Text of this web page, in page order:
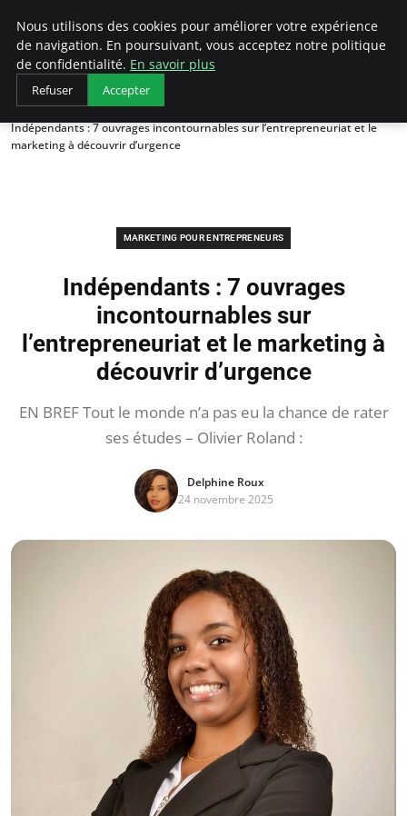
LECFCM
Accueil
Marketing pour entrepreneurs
Indépendants : 7 ouvrages incontournables sur l’entrepreneuriat et le
marketing à découvrir d’urgence
MARKETING POUR ENTREPRENEURS
Indépendants : 7 ouvrages
incontournables sur
l’entrepreneuriat et le marketing à
découvrir d’urgence
EN BREF Tout le monde n’a pas eu la chance de rater
ses études – Olivier Roland :
Delphine Roux
24 novembre 2025
Nous utilisons des cookies pour améliorer votre expérience
de navigation. En poursuivant, vous acceptez notre politique
de confidentialité. En savoir plus
Refuser Accepter